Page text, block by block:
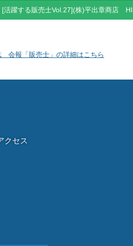
[活躍する販売士Vol.27](株)平出章商店
会報「販売士」の詳細はこちら
クセス